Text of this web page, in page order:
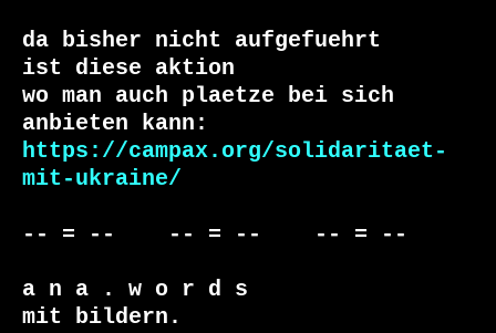
da bisher nicht aufgefuehrt
ist diese aktion
wo man auch plaetze bei sich
https://campax.org/solidaritaet-
mit-ukraine/
-- = --    -- = --    -- = --
a n a . w o r d s
mit bildern.